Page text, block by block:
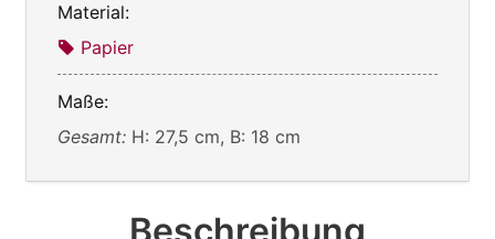
Material:
Papier
Maße:
Gesamt: H: 27,5 cm, B: 18 cm